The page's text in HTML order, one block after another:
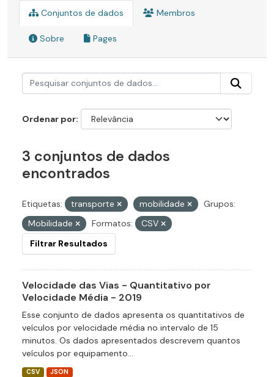
Conjuntos de dados Membros
Sobre Pages
Ordenar por
3 conjuntos de dados
encontrados
Etiquetas: transporte mobilidade
Grupos:
Mobilidade
Formatos:
CSV
Filtrar Resultados
Velocidade das Vias - Quantitativo por
Velocidade Média - 2019
Esse conjunto de dados apresenta os quantitativos de
veículos por velocidade média no intervalo de 15
minutos. Os dados apresentados descrevem quantos
veículos por equipamento...
CSV JSON